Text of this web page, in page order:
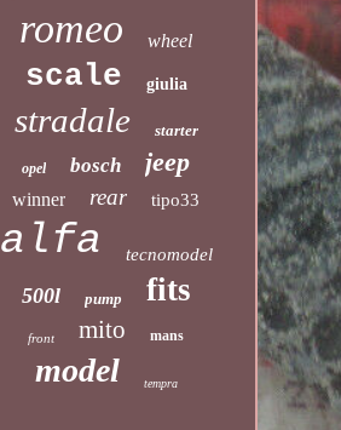
romeo wheel
scale giulia
stradale starter
opel bosch jeep
winner rear tipo33
alfa tecnomodel
500l pump fits
front mito mans
model tempra